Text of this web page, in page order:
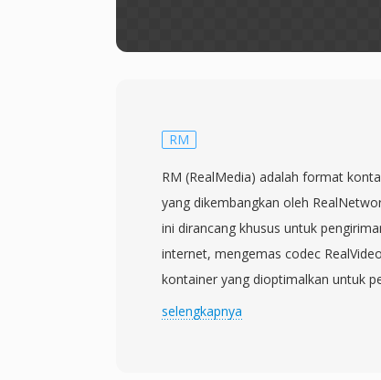
RM
RM (RealMedia) adalah format
yang dikembangkan oleh
ini dirancang khusus untuk
internet, mengemas codec
kontainer yang dioptimalkan untuk
RM menjadi salah satu format
selengkapnya